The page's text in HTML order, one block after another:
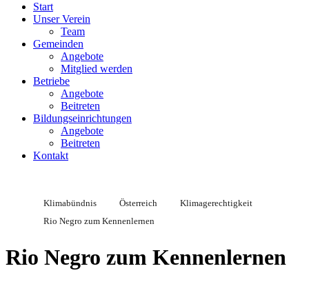
Start
Unser Verein
Team
Gemeinden
Angebote
Mitglied werden
Betriebe
Angebote
Beitreten
Bildungseinrichtungen
Angebote
Beitreten
Kontakt
Klimabündnis Österreich
Klimagerechtigkeit
Rio Negro zum Kennenlernen
Rio Negro zum Kennenlernen